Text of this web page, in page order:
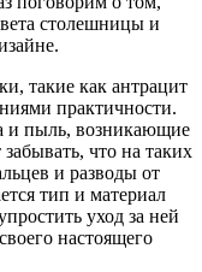
столешницы и
такие как антрацит
практичности.
и пыль, возникающие
что на таких
и разводы от
тип и материал
уход за ней
настоящего